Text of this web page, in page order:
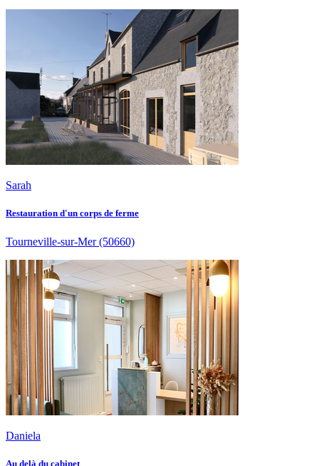
Sarah
Restauration d'un corps de ferme
Tourneville-sur-Mer(50660)
Daniela
Au delà du cabinet